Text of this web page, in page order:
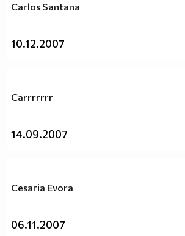
Carlos Santana
10.12.2007
Carrrrrrr
14.09.2007
Cesaria Evora
06.11.2007